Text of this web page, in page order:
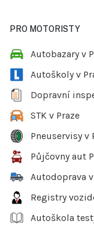
PRO MOTORISTY
Autobazary v
Autoškoly v
Dopravní
STK v Praze
Pneuservisy v
Půjčovny aut
Autodoprava
Registry
Autoškola